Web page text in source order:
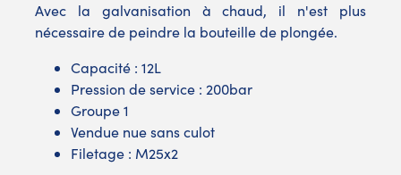
Avec la galvanisation à chaud, il n'est plus
nécessaire de peindre la bouteille de plongée.
Capacité : 12L
Pression de service : 200bar
Groupe 1
Vendue nue sans culot
Filetage : M25x2